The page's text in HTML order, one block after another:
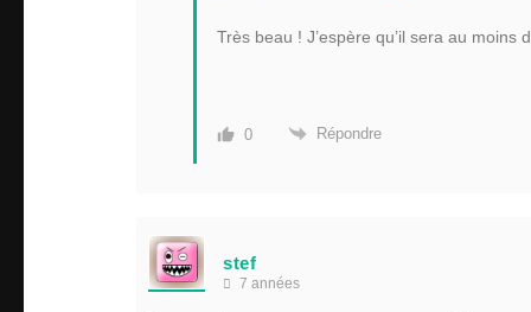
Très beau ! J’espère qu’il sera au moins
0 Répondre
stef
7 années